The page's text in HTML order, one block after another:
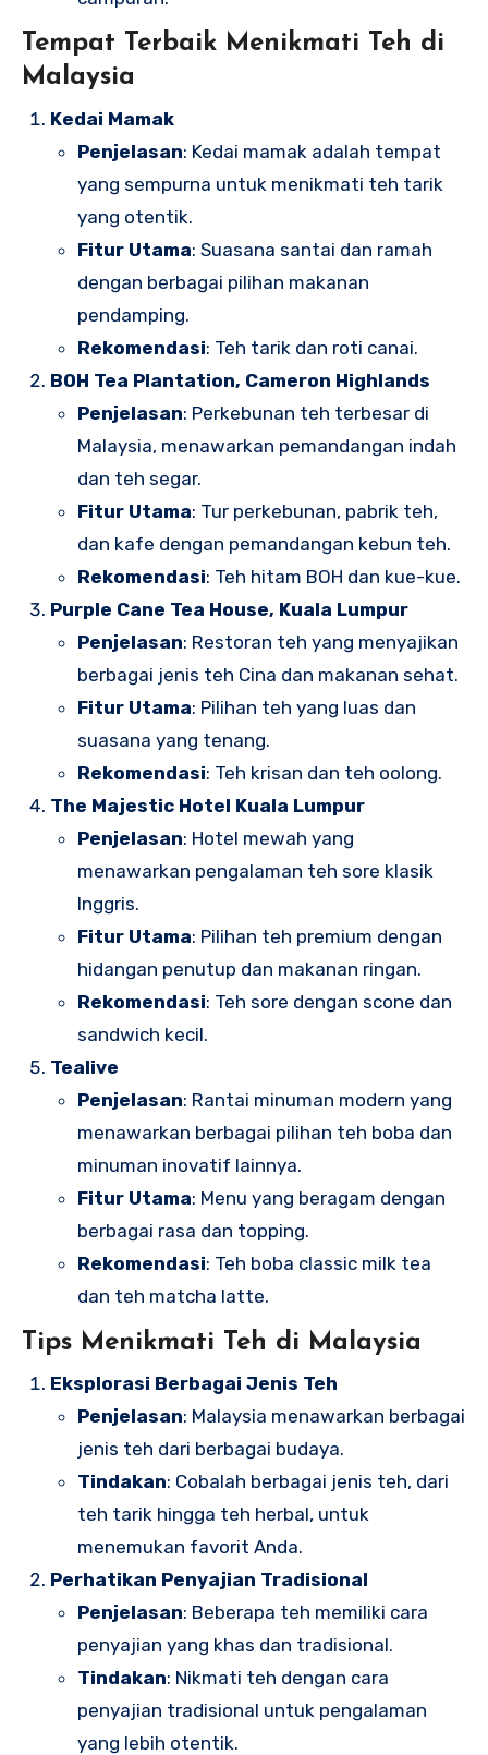
Tempat Terbaik Menikmati Teh di
Malaysia
Kedai Mamak
Penjelasan: Kedai mamak adalah tempat
yang sempurna untuk menikmati teh tarik
yang otentik.
Fitur Utama: Suasana santai dan ramah
dengan berbagai pilihan makanan
pendamping.
Rekomendasi: Teh tarik dan roti canai.
BOH Tea Plantation, Cameron Highlands
Penjelasan: Perkebunan teh terbesar di
Malaysia, menawarkan pemandangan indah
dan teh segar.
Fitur Utama: Tur perkebunan, pabrik teh,
dan kafe dengan pemandangan kebun teh.
Rekomendasi: Teh hitam BOH dan kue-kue.
Purple Cane Tea House, Kuala Lumpur
Penjelasan: Restoran teh yang menyajikan
berbagai jenis teh Cina dan makanan sehat.
Fitur Utama: Pilihan teh yang luas dan
suasana yang tenang.
Rekomendasi: Teh krisan dan teh oolong.
The Majestic Hotel Kuala Lumpur
Penjelasan: Hotel mewah yang
menawarkan pengalaman teh sore klasik
Inggris.
Fitur Utama: Pilihan teh premium dengan
hidangan penutup dan makanan ringan.
Rekomendasi: Teh sore dengan scone dan
sandwich kecil.
Tealive
Penjelasan: Rantai minuman modern yang
menawarkan berbagai pilihan teh boba dan
minuman inovatif lainnya.
Fitur Utama: Menu yang beragam dengan
berbagai rasa dan topping.
Rekomendasi: Teh boba classic milk tea
dan teh matcha latte.
Tips Menikmati Teh di Malaysia
Eksplorasi Berbagai Jenis Teh
Penjelasan: Malaysia menawarkan berbagai
jenis teh dari berbagai budaya.
Tindakan: Cobalah berbagai jenis teh, dari
teh tarik hingga teh herbal, untuk
menemukan favorit Anda.
Perhatikan Penyajian Tradisional
Penjelasan: Beberapa teh memiliki cara
penyajian yang khas dan tradisional.
Tindakan: Nikmati teh dengan cara
penyajian tradisional untuk pengalaman
yang lebih otentik.